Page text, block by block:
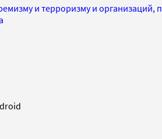
и терроризму и